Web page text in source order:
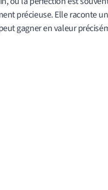
précieuse. Elle raconte
gagner en valeur